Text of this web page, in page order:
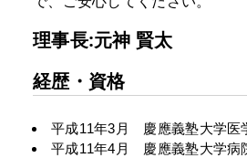
理事長:元神 賢太
経歴・資格
平成11年3月 慶應義塾大学医
平成11年4月 慶應義塾大学病